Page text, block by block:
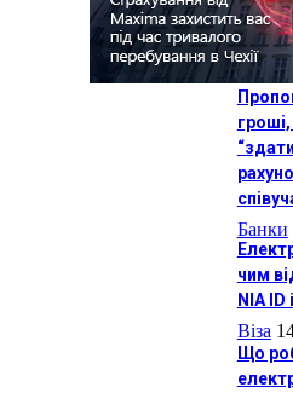
Банки
чим
NIA ID
Віза
Що